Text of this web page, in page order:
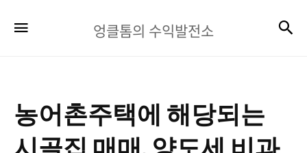
클
수
익
엉클톰의 수익발전소
농어촌주택에 해당되는
시골집 매매, 양도세 비과